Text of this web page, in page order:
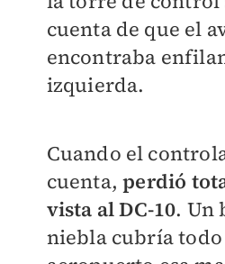
cuenta de que el
encontraba
izquierda.
Cuando el
cuenta,perdió
vista al DC-10. Un
niebla cubría